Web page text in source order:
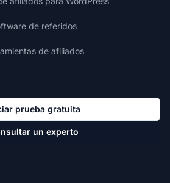
de referidos
de afiliados
prueba gratuita
un experto